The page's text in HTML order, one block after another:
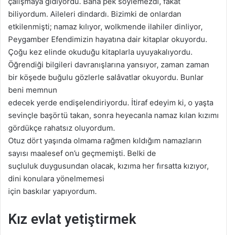
biliyordum. Aileleri dindardı. Bizimki de onlardan
etkilenmişti; namaz kılıyor, wolkmende ilahiler dinliyor,
Peygamber Efendimizin hayatına dair kitaplar okuyordu.
Çoğu kez elinde okuduğu kitaplarla uyuyakalıyordu.
Öğrendiği bilgileri davranışlarına yansıyor, zaman zaman
bir köşede buğulu gözlerle salâvatlar okuyordu. Bunlar
beni memnun
edecek yerde endişelendiriyordu. İtiraf edeyim ki, o yaşta
sevinçle başörtü takan, sonra heyecanla namaz kılan kızımı
gördükçe rahatsız oluyordum.
Otuz dört yaşında olmama rağmen kıldığım namazların
sayısı maalesef on’u geçmemişti. Belki de
suçluluk duygusundan olacak, kızıma her fırsatta kızıyor,
dini konulara yönelmemesi
için baskılar yapıyordum.
Kız evlat yetiştirmek